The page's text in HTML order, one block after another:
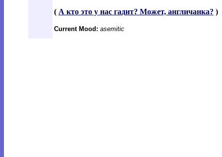
( А кто это у нас гадит? Может, англичанка? )
Current Mood: asemitic